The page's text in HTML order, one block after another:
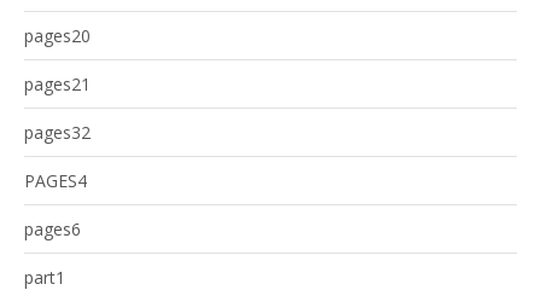
pages20
pages21
pages32
PAGES4
pages6
part1